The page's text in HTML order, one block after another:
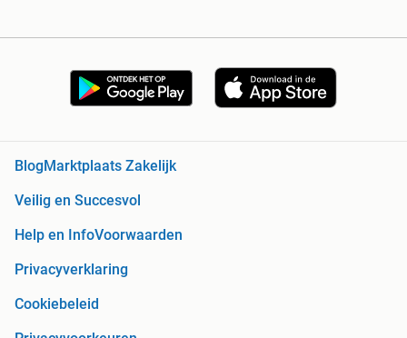
BlogMarktplaats Zakelijk
Veilig en Succesvol
Help en InfoVoorwaarden
Privacyverklaring
Cookiebeleid